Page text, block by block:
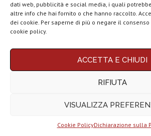
dati web, pubblicità e social media, i quali
altre info che hai fornito o che hanno raccolto.
dei cookie. Per saperne di più o negare il
cookie policy.
ACCETTA E CHIUDI
RIFIUTA
VISUALIZZA
Cookie PolicyDichiarazione sulla
POTREBBE ANCHE
LEGGI ANCHE
Top 5 migliori
Top 5 migliori TV